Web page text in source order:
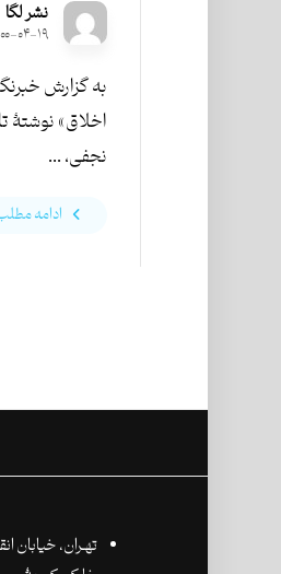
نشر لگا
۱۴۰۰-
به گزارش
اخلاق» نوشتۀ
نجفی، ...
ادامه
تهـران،‌ خیابان